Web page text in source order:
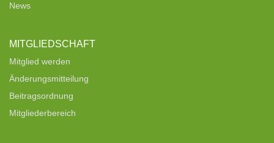
News
MITGLIEDSCHAFT
Mitglied werden
Änderungsmitteilung
Beitragsordnung
Mitgliederbereich